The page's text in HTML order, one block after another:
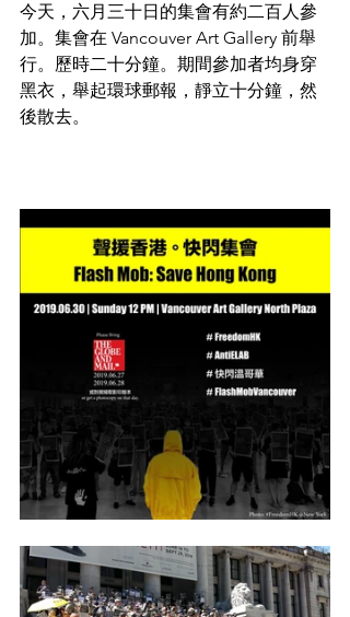
今天，六月三十日的集會有約二百人參
加。集會在 Vancouver Art Gallery 前舉
行。歷時二十分鐘。期間參加者均身穿
黑衣，舉起環球郵報，靜立十分鐘，然
後散去。